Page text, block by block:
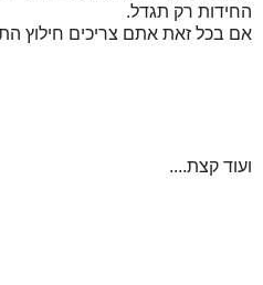
החידות רק תגדל.
אם בכל זאת אתם צריכים חילוץ
ועוד קצת....